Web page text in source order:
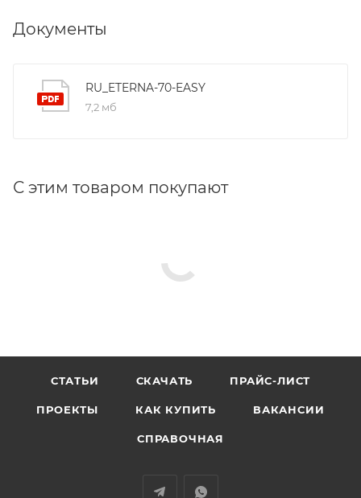
Документы
RU_ETERNA-70-EASY
7,2 мб
С этим товаром покупают
СТАТЬИ СКАЧАТЬ ПРАЙС-ЛИСТ
ПРОЕКТЫ КАК КУПИТЬ ВАКАНСИИ
СПРАВОЧНАЯ